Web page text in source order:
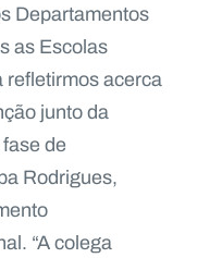
Departamentos
as Escolas
refletirmos acerca
junto da
de
Rodrigues,
“A colega